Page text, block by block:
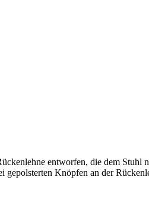
entworfen, die dem
Knöpfen an der